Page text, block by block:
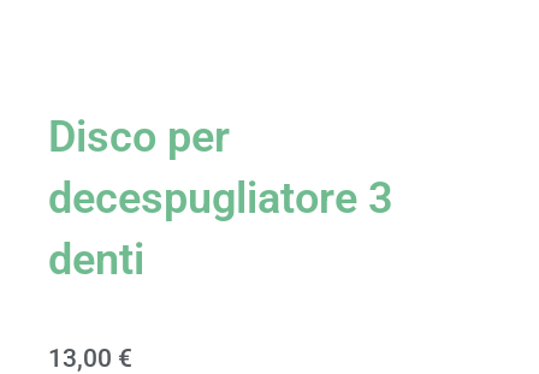
Disco per
decespugliatore 3
denti
13,00 €